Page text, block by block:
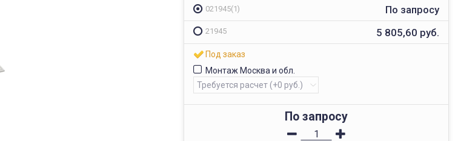
021945(1) По запросу
21945 5 805,60 руб.
Под заказ
Монтаж Москва и обл.
По запросу